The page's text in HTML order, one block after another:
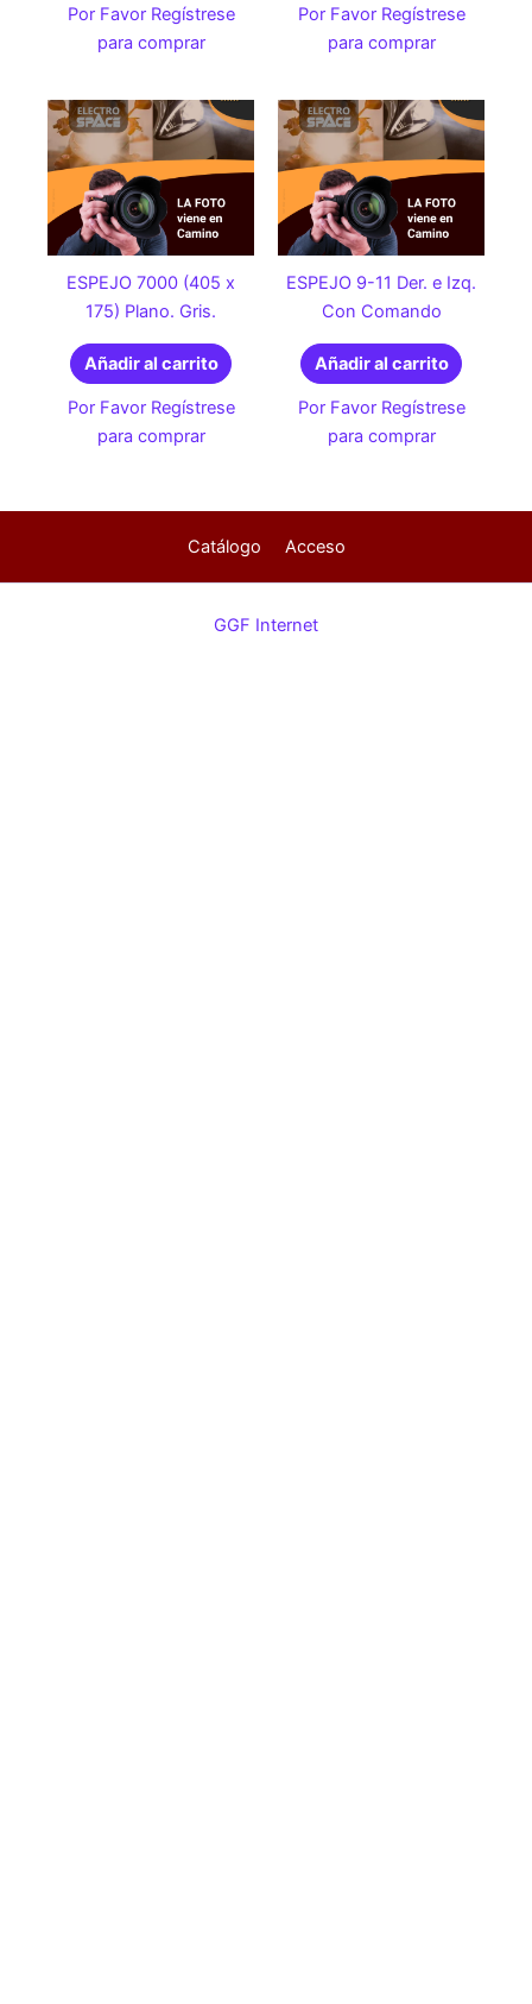
Por Favor Regístrese
para comprar
Por Favor Regístrese
para comprar
ESPEJO 7000 (405 x
175) Plano. Gris.
Añadir al carrito
Por Favor Regístrese
para comprar
ESPEJO 9-11 Der. e Izq.
Con Comando
Añadir al carrito
Por Favor Regístrese
para comprar
Catálogo Acceso
GGF Internet